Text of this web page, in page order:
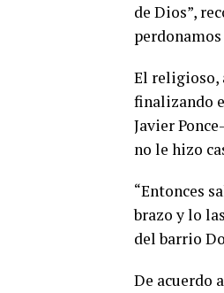
de Dios”,
El religioso,
finalizando
Javier
no le hizo
“Entonces
brazo y lo
del barrio
De acuerdo